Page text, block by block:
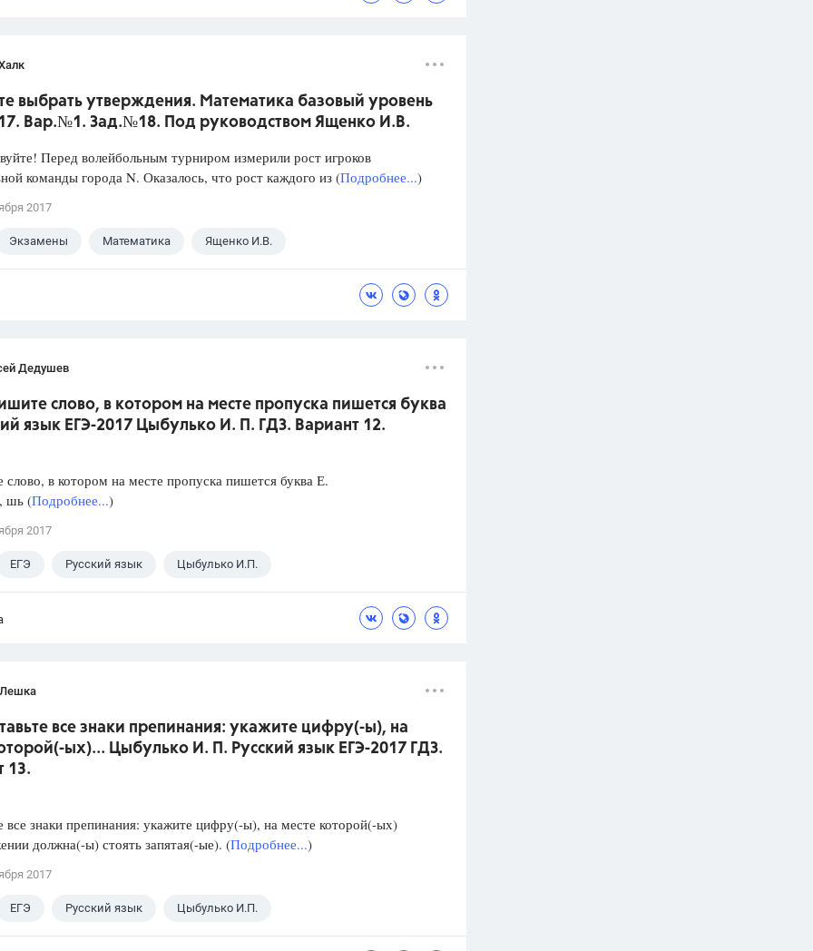
выбрать утверждения. Математика базовый уровень
Вар.№1. Зад.№18. Под руководством Ященко И.В.
Перед волейбольным турниром измерили рост игроков
команды города N. Оказалось, что рост каждого из (Подробнее...)
2017
Экзамены Математика Ященко И.В.
Дедушев
слово, в котором на месте пропуска пишется буква
язык ЕГЭ-2017 Цыбулько И. П. ГДЗ. Вариант 12.
в котором на месте пропуска пишется буква Е.
шь (Подробнее...)
2017
ЕГЭ Русский язык Цыбулько И.П.
все знаки препинания: укажите цифру(-ы), на
ых)... Цыбулько И. П. Русский язык ЕГЭ-2017 ГДЗ.
13.
все знаки препинания: укажите цифру(-ы), на месте которой(-ых)
должна(-ы) стоять запятая(-ые). (Подробнее...)
2017
ЕГЭ Русский язык Цыбулько И.П.